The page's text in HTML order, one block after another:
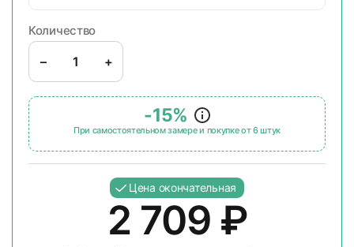
Количество
– +
-15%
При самостоятельном замере и покупке от 6 штук
Цена окончательная
2 709 ₽